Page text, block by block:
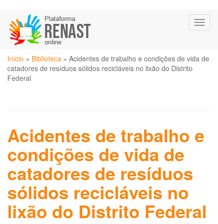
para
conteúdo
principal
Você
está
aqui
Início » Biblioteca » Acidentes de trabalho e condições de vida de
catadores de resíduos sólidos recicláveis no lixão do Distrito
Federal
Acidentes de trabalho e
condições de vida de
catadores de resíduos
sólidos recicláveis no
lixão do Distrito Federal